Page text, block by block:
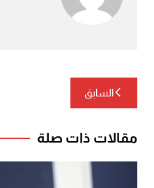
تصفّح
المقالات
السابق
مقالات ذات صلة